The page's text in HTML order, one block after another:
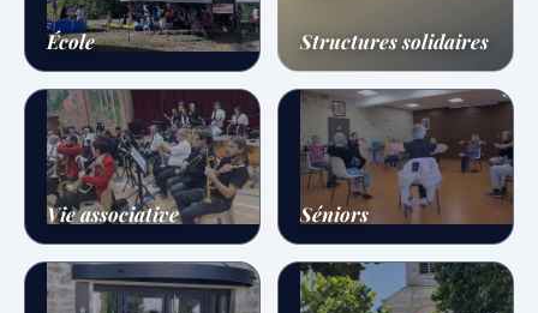
École Structures solidaires
Vie associative Séniors